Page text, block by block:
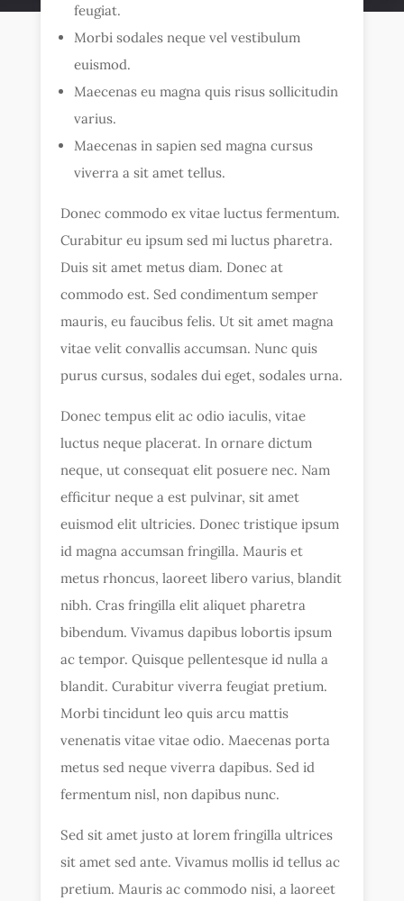
feugiat.
Morbi sodales neque vel vestibulum
euismod.
Maecenas eu magna quis risus sollicitudin
varius.
Maecenas in sapien sed magna cursus
viverra a sit amet tellus.
Donec commodo ex vitae luctus fermentum.
Curabitur eu ipsum sed mi luctus pharetra.
Duis sit amet metus diam. Donec at
commodo est. Sed condimentum semper
mauris, eu faucibus felis. Ut sit amet magna
vitae velit convallis accumsan. Nunc quis
purus cursus, sodales dui eget, sodales urna.
Donec tempus elit ac odio iaculis, vitae
luctus neque placerat. In ornare dictum
neque, ut consequat elit posuere nec. Nam
efficitur neque a est pulvinar, sit amet
euismod elit ultricies. Donec tristique ipsum
id magna accumsan fringilla. Mauris et
metus rhoncus, laoreet libero varius, blandit
nibh. Cras fringilla elit aliquet pharetra
bibendum. Vivamus dapibus lobortis ipsum
ac tempor. Quisque pellentesque id nulla a
blandit. Curabitur viverra feugiat pretium.
Morbi tincidunt leo quis arcu mattis
venenatis vitae vitae odio. Maecenas porta
metus sed neque viverra dapibus. Sed id
fermentum nisl, non dapibus nunc.
Sed sit amet justo at lorem fringilla ultrices
sit amet sed ante. Vivamus mollis id tellus ac
pretium. Mauris ac commodo nisi, a laoreet